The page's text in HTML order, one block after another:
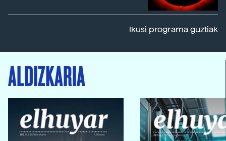
Ikusi programa guztiak
ALDIZKARIA